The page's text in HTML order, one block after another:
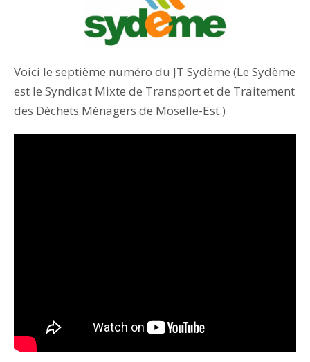
Voici le septième numéro du JT Sydème (Le Sydème
est le Syndicat Mixte de Transport et de Traitement
des Déchets Ménagers de Moselle-Est.)